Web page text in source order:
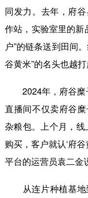
同发力。去年，府
作站，实验室里的新
户”的链条送到田间
谷黄米”的名头也越
2024年，府谷糜
直播间不仅卖府谷
杂粮包。上个月，
购买，客户就认‘府
平台的运营员袁二金
从连片种植基地